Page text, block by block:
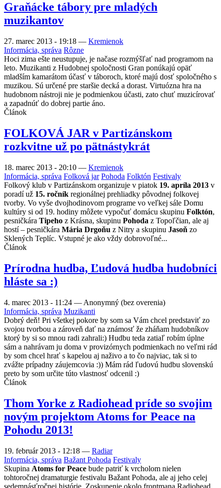
Graňácke tábory pre mladých
muzikantov
27. marec 2013 - 19:18 — Kremienok
Informácia, správa Rôzne
Hoci zima ešte neustupuje, je načase rozmýšľať nad programom na
leto. Muzikanti z Hudobnej spoločnosti Gran ponúkajú opäť
mladším kamarátom účasť v táboroch, ktoré majú dosť spoločného s
muzikou. Sú určené pre staršie decká a dorast. Virtuózna hra na
hudobnom nástroji nie je podmienkou účasti, zato chuť muzicírovať
a zapadnúť do dobrej partie áno.
Článok
FOLKOVÁ JAR v Partizánskom
rozkvitne už po pätnástykrát
18. marec 2013 - 20:10 — Kremienok
Informácia, správa Folková jar Pohoda Folktón Festivaly
Folkový klub v Partizánskom organizuje v piatok 19. apríla 2013 v
poradí už 15. ročník regionálnej prehliadky pôvodnej folkovej
tvorby. Vo vyše dvojhodinovom programe vo veľkej sále Domu
kultúry si od 19. hodiny môžete vypočuť domácu skupinu Folktón,
pesničkára Tipeho z Krásna, skupinu Pohoda z Topoľčian, ale aj
hostí – pesničkára Mária Drgoňu z Nitry a skupinu Jasoň zo
Sklených Teplíc. Vstupné je ako vždy dobrovoľné...
Článok
Prírodna hudba, Ľudová hudba hudobníci
hláste sa :)
4. marec 2013 - 11:24 — Anonymný (bez overenia)
Informácia, správa Muzikanti
Dobrý deň! Pri všetkej pokore by som sa Vám chcel predstaviť zo
svojou tvorbou a zároveň dať na známosť že zháňam hudobníkov
ktorý by si so mnou radi zahrali:) Hudbu teda zatiaľ robím úplne
sám a nahrávam ju doma v provizórnych podmienkach no veľmi rád
by som chcel hrať s kapelou aj naživo a to čo najviac, tak si to
zvážte prípadny záujemcovia :)) Mám rád ľudovú hudbu slovenskú
preto by som určite túto vlastnosť odcenil :)
Článok
Thom Yorke z Radiohead príde so svojim
novým projektom Atoms for Peace na
Pohodu 2013!
19. február 2013 - 12:18 — Radiar
Informácia, správa Bažant Pohoda Festivaly
Skupina Atoms for Peace bude patriť k vrcholom nielen
tohtoročnej dramaturgie festivalu Bažant Pohoda, ale aj jeho celej
sedemnásťročnej histórie. Zoskupenie okolo frontmana Radiohead